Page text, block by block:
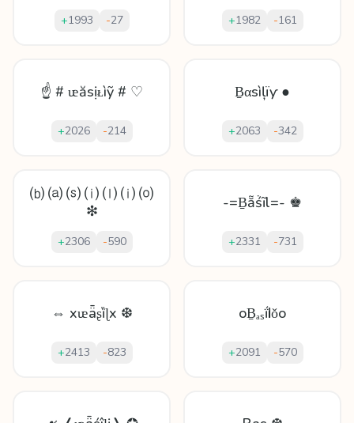
+1993 -27 +1982 -161
☝ # ᵫăѕịᴌìỹ # ♡
+2026 -214
Ḇαѕìļïƴ ●
+2063 -342
⒝ ⒜ ⒮ ⒤ ⒧ ⒤ ⒪
❇
+2306 -590
-=Ḇẵṥĩl=- ♚
+2331 -731
⇔ xᵫǟʂȉɭx ❆
+2413 -823
oḆₐₛḯӏiǒo
+2091 -570